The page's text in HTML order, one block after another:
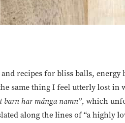
recipes for bliss balls, energy
same thing I feel utterly lost in
barn har många namn”, which
along the lines of “a highly